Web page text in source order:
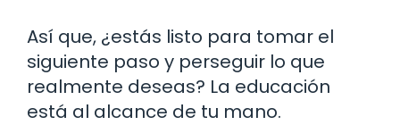
Así que, ¿estás listo para tomar el
siguiente paso y perseguir lo que
realmente deseas? La educación
está al alcance de tu mano.